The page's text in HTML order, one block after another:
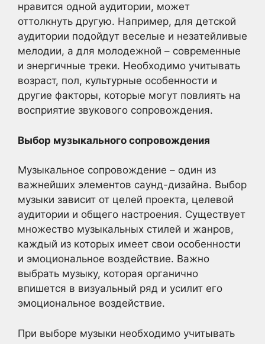
нравится одной аудитории, может
оттолкнуть другую. Например, для детской
аудитории подойдут веселые и незатейливые
мелодии, а для молодежной – современные
и энергичные треки. Необходимо учитывать
возраст, пол, культурные особенности и
другие факторы, которые могут повлиять на
восприятие звукового сопровождения.
Выбор музыкального сопровождения
Музыкальное сопровождение – один из
важнейших элементов саунд-дизайна. Выбор
музыки зависит от целей проекта, целевой
аудитории и общего настроения. Существует
множество музыкальных стилей и жанров,
каждый из которых имеет свои особенности
и эмоциональное воздействие. Важно
выбрать музыку, которая органично
впишется в визуальный ряд и усилит его
эмоциональное воздействие.
При выборе музыки необходимо учитывать